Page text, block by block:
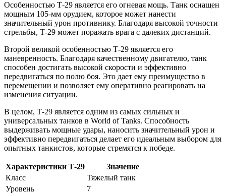
Особенностью Т-29 является его огневая мощь. Танк оснащен
мощным 105-мм орудием, которое может нанести
значительный урон противнику. Благодаря высокой точности
стрельбы, Т-29 может поражать врага с далеких дистанций.
Второй великой особенностью Т-29 является его
маневренность. Благодаря качественному двигателю, танк
способен достигать высокой скорости и эффективно
передвигаться по полю боя. Это дает ему преимущество в
перемещении и позволяет ему оперативно реагировать на
изменения ситуации.
В целом, Т-29 является одним из самых сильных и
универсальных танков в World of Tanks. Способность
выдерживать мощные удары, наносить значительный урон и
эффективно передвигаться делает его идеальным выбором для
опытных танкистов, которые стремятся к победе.
Характеристики Т-29
Значение
Класс
Тяжелый танк
Уровень
7